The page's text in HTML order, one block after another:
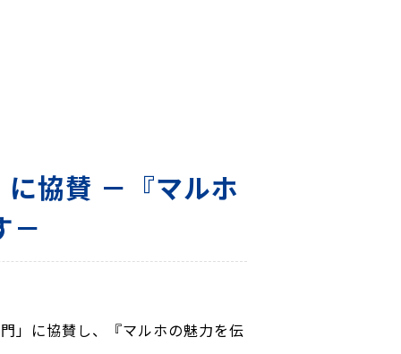
協賛 －『マルホ
－
」に協賛し、『マルホの魅力を伝